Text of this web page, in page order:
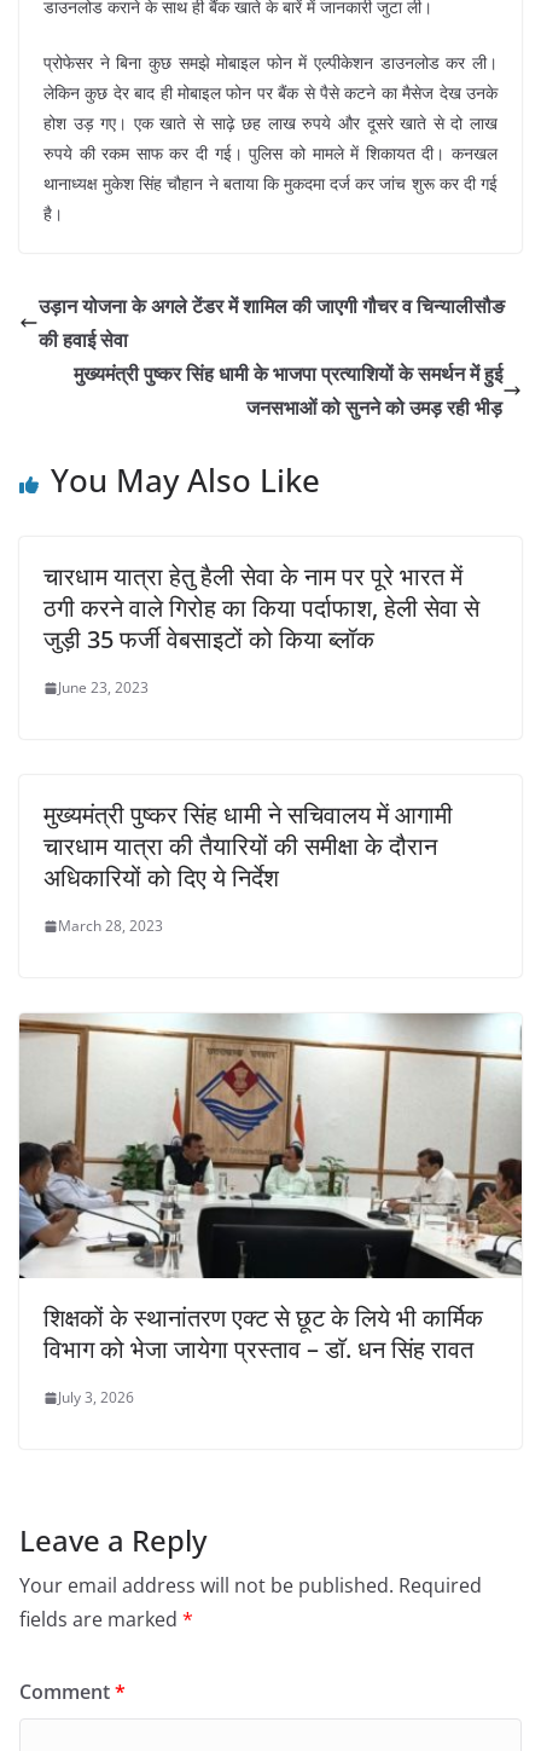
डाउनलोड कराने के साथ ही बैंक खाते के बारें में जानकारी जुटा ली।
प्रोफेसर ने बिना कुछ समझे मोबाइल फोन में एल्पीकेशन डाउनलोड कर ली।
लेकिन कुछ देर बाद ही मोबाइल फोन पर बैंक से पैसे कटने का मैसेज देख उनके
होश उड़ गए। एक खाते से साढ़े छह लाख रुपये और दूसरे खाते से दो लाख
रुपये की रकम साफ कर दी गई। पुलिस को मामले में शिकायत दी। कनखल
थानाध्यक्ष मुकेश सिंह चौहान ने बताया कि मुकदमा दर्ज कर जांच शुरू कर दी गई
है।
उड़ान योजना के अगले टेंडर में शामिल की जाएगी गौचर व चिन्यालीसौङ
की हवाई सेवा
मुख्यमंत्री पुष्कर सिंह धामी के भाजपा प्रत्याशियों के समर्थन में हुई
जनसभाओं को सुनने को उमड़ रही भीड़
You May Also Like
चारधाम यात्रा हेतु हैली सेवा के नाम पर पूरे भारत में
ठगी करने वाले गिरोह का किया पर्दाफाश, हेली सेवा से
जुड़ी 35 फर्जी वेबसाइटों को किया ब्लॉक
June 23, 2023
मुख्यमंत्री पुष्कर सिंह धामी ने सचिवालय में आगामी
चारधाम यात्रा की तैयारियों की समीक्षा के दौरान
अधिकारियों को दिए ये निर्देश
March 28, 2023
शिक्षकों के स्थानांतरण एक्ट से छूट के लिये भी कार्मिक
विभाग को भेजा जायेगा प्रस्ताव – डाॅ. धन सिंह रावत
July 3, 2026
Leave a Reply
Your email address will not be published. Required
fields are marked *
Comment*